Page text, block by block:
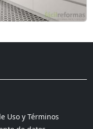
Uso y Términos